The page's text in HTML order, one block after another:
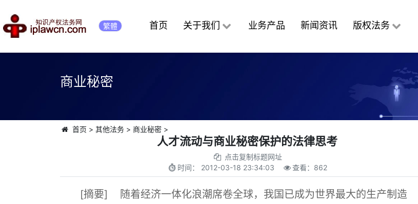
繁體 首页 关于我们 业务产品 新闻资讯 版权法务
商业秘密
首页 > 其他法务> 商业秘密>
人才流动与商业秘密保护的法律思考
点击复制标题网址
时间： 2012-03-18 23:34:03 查看： 862
[摘要] 随着经济一体化浪潮席卷全球，我国已成为世界最大的生产制造